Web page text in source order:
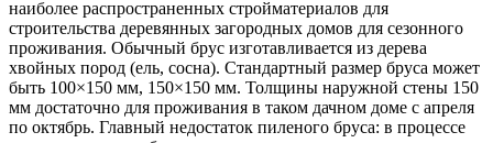
наиболее распространенных стройматериалов для
строительства деревянных загородных домов для сезонного
проживания. Обычный брус изготавливается из дерева
хвойных пород (ель, сосна). Стандартный размер бруса может
быть 100×150 мм, 150×150 мм. Толщины наружной стены 150
мм достаточно для проживания в таком дачном доме с апреля
по октябрь. Главный недостаток пиленого бруса: в процессе